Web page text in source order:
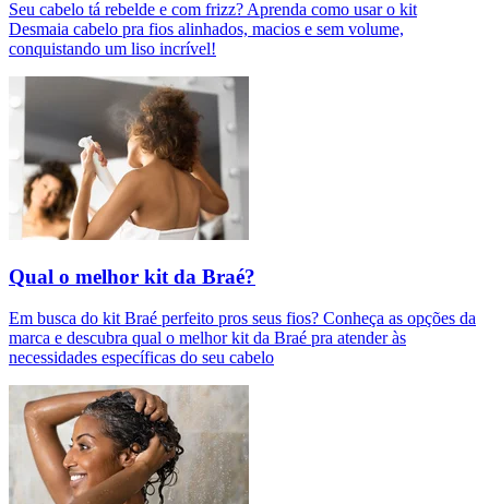
Seu cabelo tá rebelde e com frizz? Aprenda como usar o kit
Desmaia cabelo pra fios alinhados, macios e sem volume,
conquistando um liso incrível!
Qual o melhor kit da Braé?
Em busca do kit Braé perfeito pros seus fios? Conheça as opções da
marca e descubra qual o melhor kit da Braé pra atender às
necessidades específicas do seu cabelo